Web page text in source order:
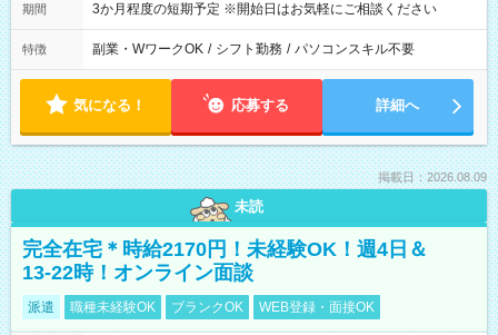
期間 3か月程度の短期予定 ※開始日はお気軽にご相談ください
特徴 副業・WワークOK / シフト勤務 / パソコンスキル不要
気になる！ 応募する 詳細へ
掲載日：2026.08.09
未読
完全在宅＊時給2170円！未経験OK！週4日＆
13-22時！オンライン面談
派遣 職種未経験OK ブランクOK WEB登録・面接OK